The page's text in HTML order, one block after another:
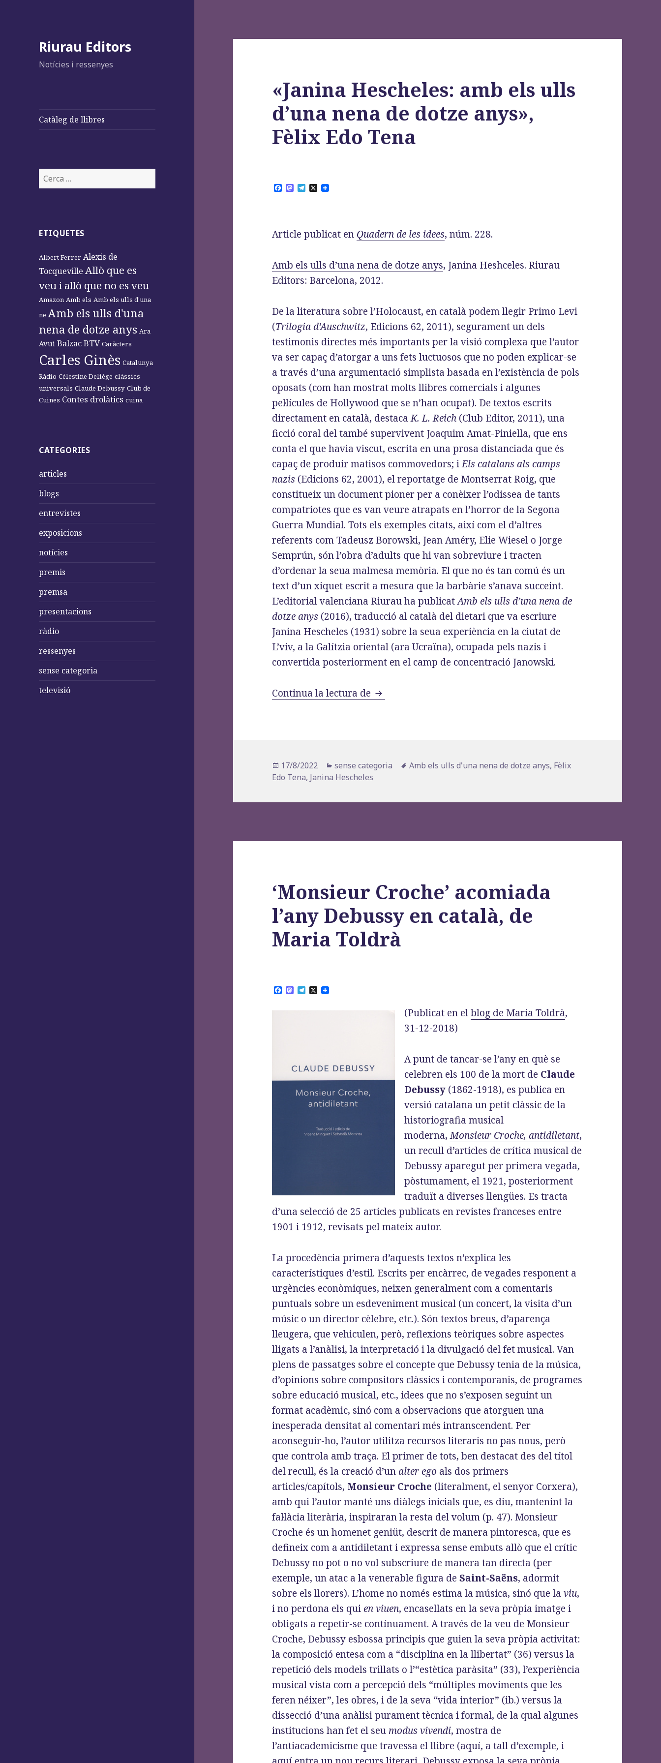
Riurau Editors
Notícies i ressenyes
Catàleg de llibres
Cerca:
ETIQUETES
Albert Ferrer Alexis de
Tocqueville Allò que es
veu i allò que no es veu
Amazon Amb els Amb els ulls d'una
ne Amb els ulls d'una
nena de dotze anys Ara
Avui BalzacBTV Caràcters
Carles Ginès Catalunya
Ràdio Célestine Deliège clàssics
universals Claude Debussy Club de
Cuines Contes drolàtics cuina
CATEGORIES
articles
blogs
entrevistes
exposicions
notícies
premis
premsa
presentacions
ràdio
ressenyes
sense categoria
televisió
«Janina Hescheles: amb els ulls
d’una nena de dotze anys»,
Fèlix Edo Tena
F
o
M
o
T
a
m
X
Article publicat en Quadern de les idees, núm. 228.
Amb els ulls d’una nena de dotze anys, Janina Heshceles. Riurau
Editors: Barcelona, 2012.
De la literatura sobre l’Holocaust, en català podem llegir Primo Levi
(Trilogia d’Auschwitz, Edicions 62, 2011), segurament un dels
testimonis directes més importants per la visió complexa que l’autor
va ser capaç d’atorgar a uns fets luctuosos que no poden explicar-se
a través d’una argumentació simplista basada en l’existència de pols
oposats (com han mostrat molts llibres comercials i algunes
pel·lícules de Hollywood que se n’han ocupat). De textos escrits
directament en català, destacaK. L. Reich (Club Editor, 2011), una
ficció coral del també supervivent Joaquim Amat-Piniella, que ens
conta el que havia viscut, escrita en una prosa distanciada que és
capaç de produir matisos commovedors; iEls catalans als camps
nazis (Edicions 62, 2001), el reportatge de Montserrat Roig, que
constitueix un document pioner per a conèixer l’odissea de tants
compatriotes que es van veure atrapats en l’horror de la Segona
Guerra Mundial. Tots els exemples citats, així com el d’altres
referents com Tadeusz Borowski, Jean Améry, Elie Wiesel o Jorge
Semprún, són l’obra d’adults que hi van sobreviure i tracten
d’ordenar la seua malmesa memòria. El que no és tan comú és un
text d’un xiquet escrit a mesura que la barbàrie s’anava succeint.
L’editorial valenciana Riurau ha publicatAmb els ulls d’una nena de
dotze anys (2016), traducció al català del dietari que va escriure
Janina Hescheles (1931) sobre la seua experiència en la ciutat de
L’viv, a la Galítzia oriental (ara Ucraïna), ocupada pels nazis i
convertida posteriorment en el camp de concentració Janowski.
Continua la lectura de «Janina Hescheles: amb els ulls d’una nena de dotze anys»,
Publicat
el
17/8/2022 Categories
sense categoria Etiquetes
Amb els ulls d'una nena de dotze anys, Fèlix
Edo Tena, Janina Hescheles
‘Monsieur Croche’ acomiada
l’any Debussy en català, de
Maria Toldrà
F M T X
(Publicat en elblog de Maria Toldrà,
31-12-2018)
A punt de tancar-se l’any en què se
celebren els 100 de la mort de Claude
Debussy (1862-1918), es publica en
versió catalana un petit clàssic de la
historiografia musical
moderna,Monsieur Croche, antidiletant,
un recull d’articles de crítica musical de
Debussy aparegut per primera vegada,
pòstumament, el 1921, posteriorment
traduït a diverses llengües. Es tracta
d’una selecció de 25 articles publicats en revistes franceses entre
1901 i 1912, revisats pel mateix autor.
La procedència primera d’aquests textos n’explica les
característiques d’estil. Escrits per encàrrec, de vegades responent a
urgències econòmiques, neixen generalment com a comentaris
puntuals sobre un esdeveniment musical (un concert, la visita d’un
músic o un director cèlebre, etc.). Són textos breus, d’aparença
lleugera, que vehiculen, però, reflexions teòriques sobre aspectes
lligats a l’anàlisi, la interpretació i la divulgació del fet musical. Van
plens de passatges sobre el concepte que Debussy tenia de la música,
d’opinions sobre compositors clàssics i contemporanis, de programes
sobre educació musical, etc., idees que no s’exposen seguint un
format acadèmic, sinó com a observacions que atorguen una
inesperada densitat al comentari més intranscendent. Per
aconseguir-ho, l’autor utilitza recursos literaris no pas nous, però
que controla amb traça. El primer de tots, ben destacat des del títol
del recull, és la creació d’unalter ego als dos primers
articles/capítols, Monsieur Croche (literalment, el senyor Corxera),
amb qui l’autor manté uns diàlegs inicials que, es diu, mantenint la
fal·làcia literària, inspiraran la resta del volum (p. 47). Monsieur
Croche és un homenet geniüt, descrit de manera pintoresca, que es
defineix com a antidiletant i expressa sense embuts allò que el crític
Debussy no pot o no vol subscriure de manera tan directa (per
exemple, un atac a la venerable figura deSaint-Saëns, adormit
sobre els llorers). L’home no només estima la música, sinó que laviu,
i no perdona els quien viuen, encasellats en la seva pròpia imatge i
obligats a repetir-se contínuament. A través de la veu de Monsieur
Croche, Debussy esbossa principis que guien la seva pròpia activitat:
la composició entesa com a “disciplina en la llibertat” (36) versus la
repetició dels models trillats o l’“estètica paràsita” (33), l’experiència
musical vista com a percepció dels “múltiples moviments que les
feren néixer”, les obres, i de la seva “vida interior” (ib.) versus la
dissecció d’una anàlisi purament tècnica i formal, de la qual algunes
institucions han fet el seu modus vivendi, mostra de
l’antiacademicisme que travessa el llibre (aquí, a tall d’exemple, i